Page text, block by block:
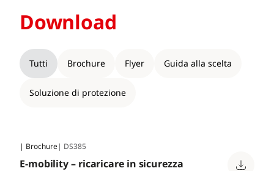
Download
Tutti Brochure Flyer Guida alla scelta
Soluzione di protezione
| Brochure| DS385
E-mobility – ricaricare in sicurezza